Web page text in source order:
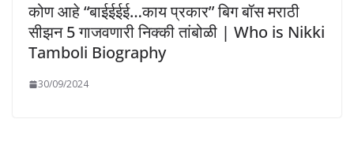
कोण आहे “बाईईईई…काय प्रकार” बिग बॉस मराठी
सीझन 5 गाजवणारी निक्की तांबोळी | Who is Nikki
Tamboli Biography
30/09/2024